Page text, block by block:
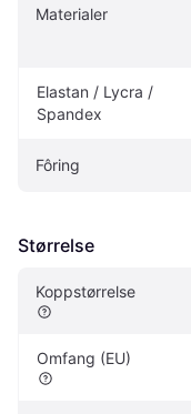
Materialer
Elastan / Lycra /
Spandex
Fôring
Størrelse
Koppstørrelse
Omfang (EU)